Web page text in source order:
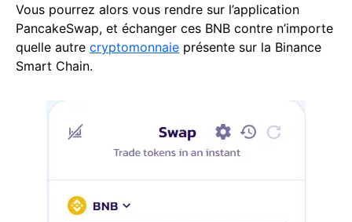
Vous pourrez alors vous rendre sur l’application
PancakeSwap, et échanger ces BNB contre n’importe
quelle autre cryptomonnaie présente sur la Binance
Smart Chain.